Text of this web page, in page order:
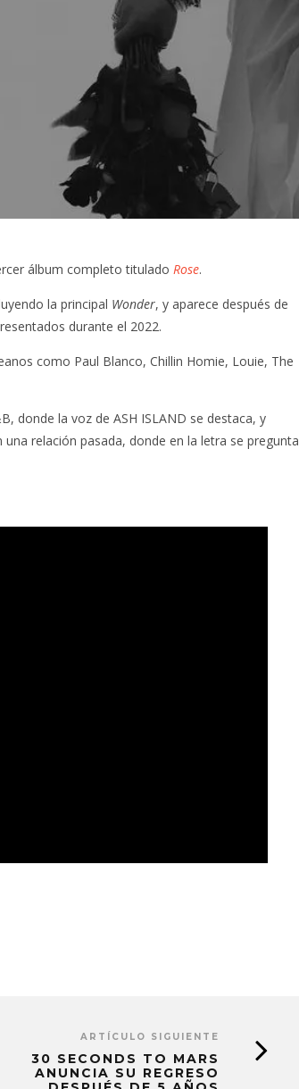
álbum completo titulado Rose.
la principal Wonder, y aparece después de
durante el 2022.
como Paul Blanco, Chillin Homie, Louie, The
donde la voz de ASH ISLAND se destaca, y
relación pasada, donde en la letra se pregunta
ARTÍCULO SIGUIENTE
30 SECONDS TO MARS
ANUNCIA SU REGRESO